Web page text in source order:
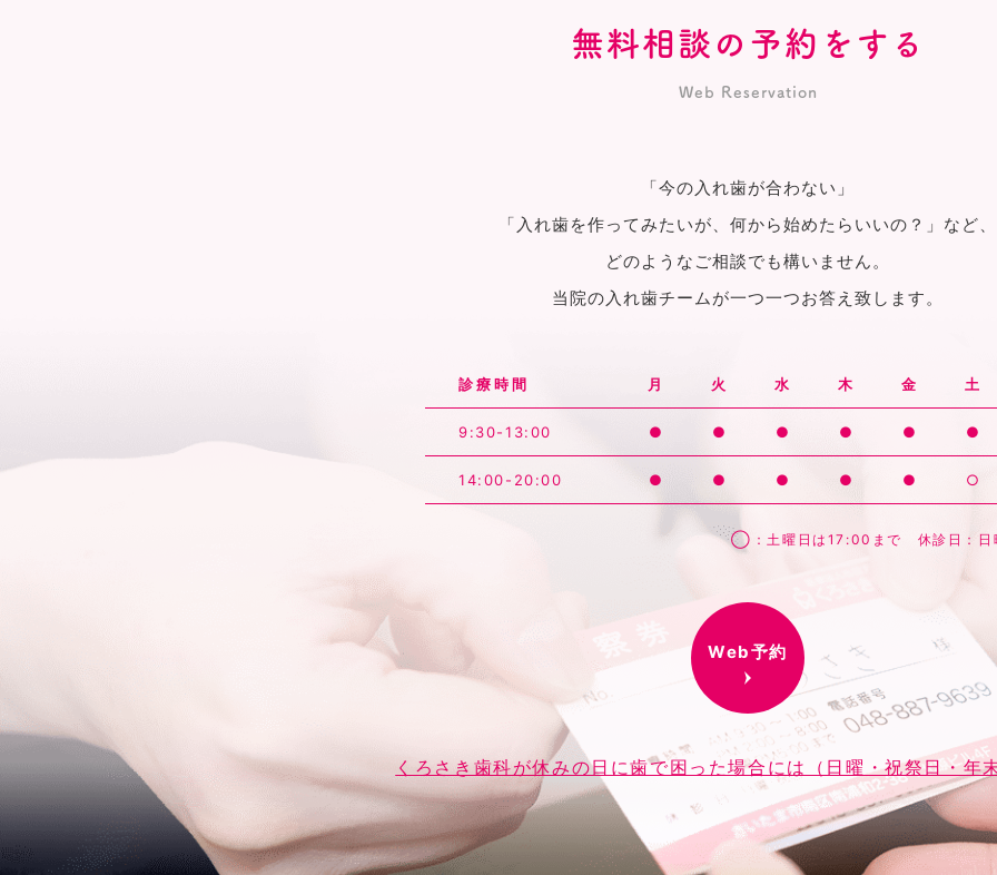
無料相談の予約をする
Web Reservation
「今の入れ歯が合わない」
「入れ歯を作ってみたいが、何から始めたらいいの？」など、
どのようなご相談でも構いません。
当院の入れ歯チームが一つ一つお答え致します。
診療時間 月 火 水 木 金 土
9:30-13:00 ● ● ● ● ● ●
14:00-20:00 ● ● ● ● ● ○
◯：土曜日は17:00まで 休診日：日
Web予約
くろさき歯科が休みの日に歯で困った場合には（日曜・祝祭日・年